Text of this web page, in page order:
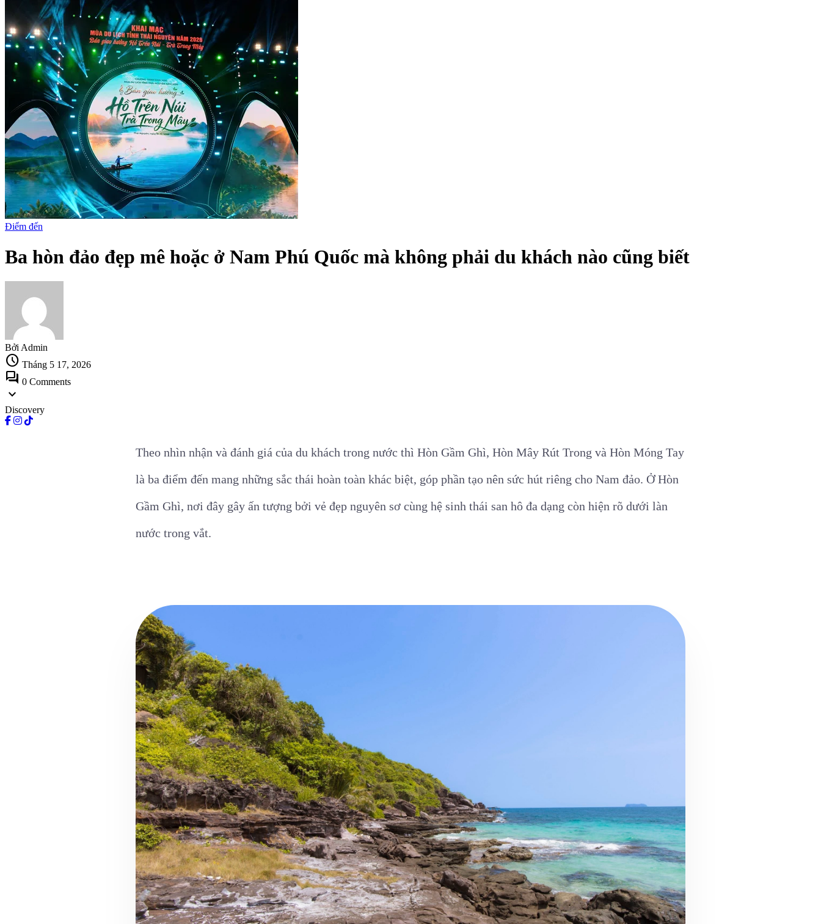
Điểm đến
Ba hòn đảo đẹp mê hoặc ở Nam Phú Quốc mà không phải du khách nào cũng biết
Bởi Admin
schedule Tháng 5 17, 2026
forum 0 Comments
expand_more
Discovery
Theo nhìn nhận và đánh giá của du khách trong nước thì Hòn Gầm Ghì, Hòn Mây Rút Trong và Hòn Móng Tay
là ba điểm đến mang những sắc thái hoàn toàn khác biệt, góp phần tạo nên sức hút riêng cho Nam đảo. Ở Hòn
Gầm Ghì, nơi đây gây ấn tượng bởi vẻ đẹp nguyên sơ cùng hệ sinh thái san hô đa dạng còn hiện rõ dưới làn
nước trong vắt.